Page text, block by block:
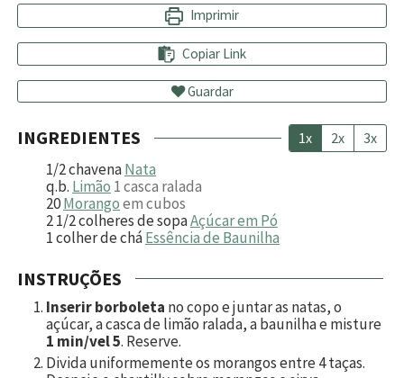
Imprimir
Copiar Link
Guardar
INGREDIENTES 1x 2x 3x
1/2chavenaNata
q.b. Limão 1 casca ralada
20Morangoem cubos
2 1/2colheres de sopaAçúcar em Pó
1colher de cháEssência de Baunilha
INSTRUÇÕES
Inserir borboleta no copo e juntar as natas, o
açúcar, a casca de limão ralada, a baunilha e misture
1 min/vel 5. Reserve.
Divida uniformemente os morangos entre 4 taças.